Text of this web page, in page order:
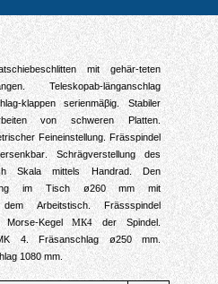
mit gehär-teten
Teleskopab-länganschlag
klappen serienmäβig . Stabiler
von schweren Platten.
Feineinstellung. Frässpindel
.Schrägverstellung des
Skala mittels Handrad.Den
im Tisch
ø260
mm mit
Arbeitstisch. Frässspindel
KegelМК4der Spindel.
4.Fräsanschlagø250 mm.
1080 mm.